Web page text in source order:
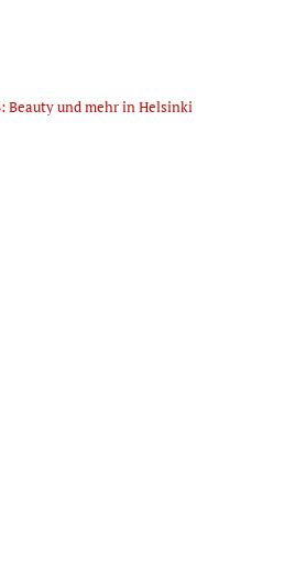
Beauty und mehr in Helsinki